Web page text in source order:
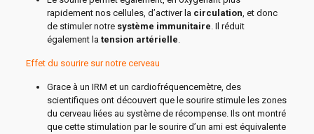
rapidement nos cellules, d’activer la circulation, et donc
de stimuler notre système immunitaire. Il réduit
également la tension artérielle.
Effet du sourire sur notre cerveau
Grace à un IRM et un cardiofréquencemètre, des
scientifiques ont découvert que le sourire stimule les zones
du cerveau liées au système de récompense. Ils ont montré
que cette stimulation par le sourire d’un ami est équivalente